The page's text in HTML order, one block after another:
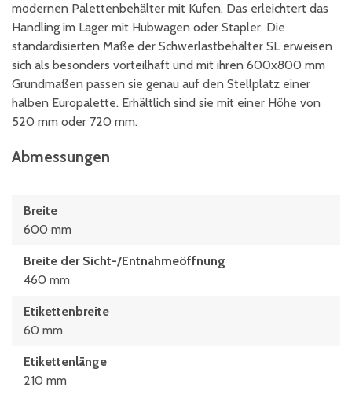
modernen Palettenbehälter mit Kufen. Das erleichtert das
Handling im Lager mit Hubwagen oder Stapler. Die
standardisierten Maße der Schwerlastbehälter SL erweisen
sich als besonders vorteilhaft und mit ihren 600x800 mm
Grundmaßen passen sie genau auf den Stellplatz einer
halben Europalette. Erhältlich sind sie mit einer Höhe von
520 mm oder 720 mm.
Abmessungen
Breite
600 mm
Breite der Sicht-/Entnahmeöffnung
460 mm
Etikettenbreite
60 mm
Etikettenlänge
210 mm